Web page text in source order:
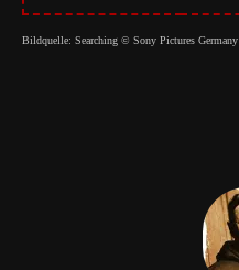
Bildquelle: Searching © Sony Pictures Germany